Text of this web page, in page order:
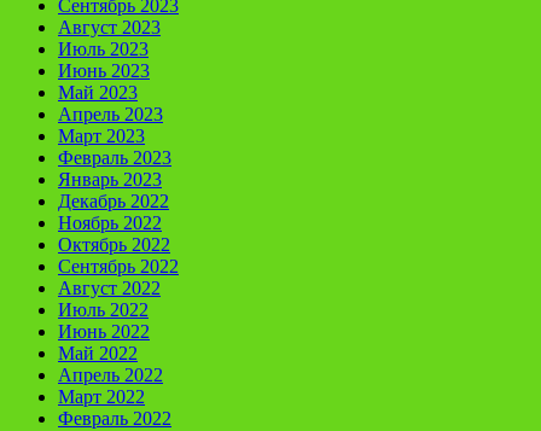
Сентябрь 2023
Август 2023
Июль 2023
Июнь 2023
Май 2023
Апрель 2023
Март 2023
Февраль 2023
Январь 2023
Декабрь 2022
Ноябрь 2022
Октябрь 2022
Сентябрь 2022
Август 2022
Июль 2022
Июнь 2022
Май 2022
Апрель 2022
Март 2022
Февраль 2022